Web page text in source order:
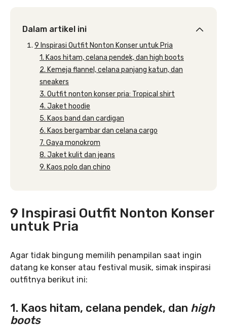
Dalam artikel ini
9 Inspirasi Outfit Nonton Konser untuk Pria
1. Kaos hitam, celana pendek, dan high boots
2. Kemeja flannel, celana panjang katun, dan
sneakers
3. Outfit nonton konser pria: Tropical shirt
4. Jaket hoodie
5. Kaos band dan cardigan
6. Kaos bergambar dan celana cargo
7. Gaya monokrom
8. Jaket kulit dan jeans
9. Kaos polo dan chino
9 Inspirasi Outfit Nonton Konser
untuk Pria
Agar tidak bingung memilih penampilan saat ingin
datang ke konser atau festival musik, simak inspirasi
outfitnya berikut ini:
1. Kaos hitam, celana pendek, dan high
boots